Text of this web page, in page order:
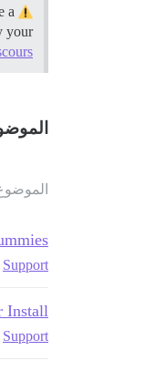
your
Support
Install
Support